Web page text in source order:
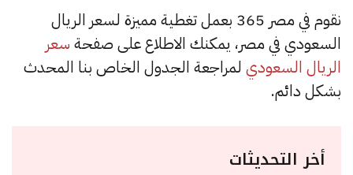
نقوم في مصر 365 بعمل تغطية مميزة لسعر الريال
السعودي في مصر، يمكنك الاطلاع على صفحة سعر
الريال السعودي لمراجعة الجدول الخاص بنا المحدث
بشكل دائم.
أخر التحديثات